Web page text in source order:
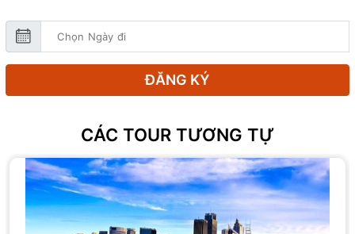
ĐĂNG KÝ
CÁC TOUR TƯƠNG TỰ